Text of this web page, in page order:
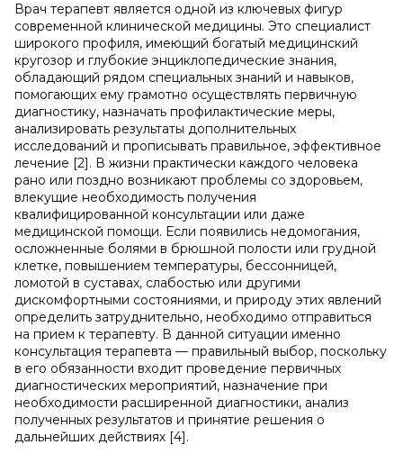
Врач терапевт является одной из ключевых фигур
современной клинической медицины. Это специалист
широкого профиля, имеющий богатый медицинский
кругозор и глубокие энциклопедические знания,
обладающий рядом специальных знаний и навыков,
помогающих ему грамотно осуществлять первичную
диагностику, назначать профилактические меры,
анализировать результаты дополнительных
исследований и прописывать правильное, эффективное
лечение [2]. В жизни практически каждого человека
рано или поздно возникают проблемы со здоровьем,
влекущие необходимость получения
квалифицированной консультации или даже
медицинской помощи. Если появились недомогания,
осложненные болями в брюшной полости или грудной
клетке, повышением температуры, бессонницей,
ломотой в суставах, слабостью или другими
дискомфортными состояниями, и природу этих явлений
определить затруднительно, необходимо отправиться
на прием к терапевту. В данной ситуации именно
консультация терапевта — правильный выбор, поскольку
в его обязанности входит проведение первичных
диагностических мероприятий, назначение при
необходимости расширенной диагностики, анализ
полученных результатов и принятие решения о
дальнейших действиях [4].